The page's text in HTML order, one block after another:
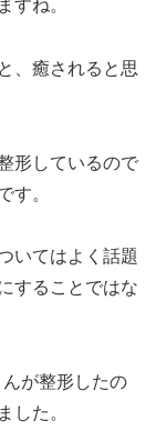
すね。
、癒されると思
形しているので
す。
いてはよく話題
することではな
が整形したの
した。